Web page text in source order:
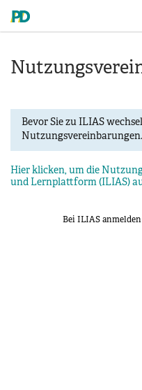
Bevor Sie zu ILIAS
Nutzungsvereinbarungen.
Hier klicken, um die
und Lernplattform (ILIAS)
Bei ILIAS anmelden